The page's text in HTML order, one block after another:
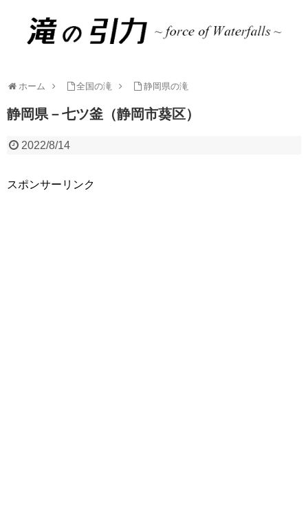
ホーム 全国の滝 静岡県の滝
静岡県－七ツ釜（静岡市葵区）
2022/8/14
スポンサーリンク